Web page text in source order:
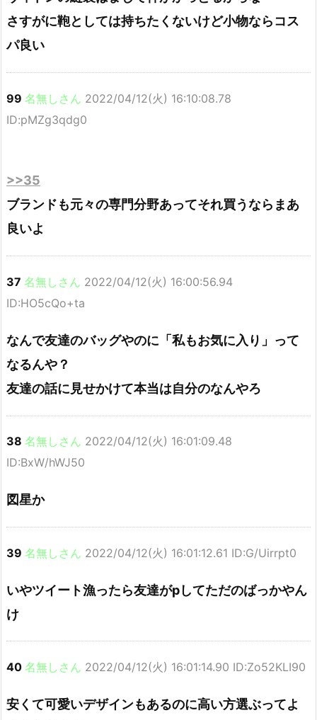
さすがに鞄としては持ちたくないけど小物ならコス
パ良い
99 名無しさん 2022/04/12(火) 16:10:08.78
ID:pMZg3qdg0
>>35
ブランドも元々の専門分野あってそれ買うならまあ
良いよ
37 名無しさん 2022/04/12(火) 16:00:56.94
ID:HO5cQo+ta
なんで友達のバッグやのに「私もお気に入り」って
なるんや？
友達の話に見せかけて本当は自分のなんやろ
38 名無しさん 2022/04/12(火) 16:01:09.48
ID:BxW/hWJ50
図星か
39 名無しさん 2022/04/12(火) 16:01:12.61 ID:G/Uirrpt0
いやツイート漁ったら友達がpしてただのばっかやん
け
40 名無しさん 2022/04/12(火) 16:01:14.90 ID:Zo52KLI90
安くて可愛いデザインもあるのに高い方選ぶってよ